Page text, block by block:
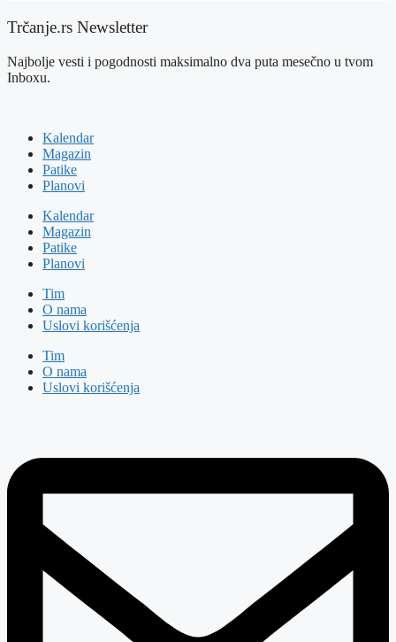
Trčanje.rs Newsletter
Najbolje vesti i pogodnosti maksimalno dva puta mesečno u tvom
Inboxu.
Kalendar
Magazin
Patike
Planovi
Kalendar
Magazin
Patike
Planovi
Tim
O nama
Uslovi korišćenja
Tim
O nama
Uslovi korišćenja